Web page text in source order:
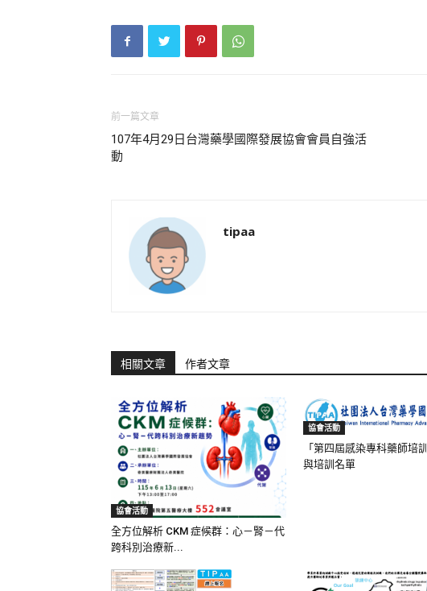
前一篇文章
107年4月29日台灣藥學國際發展協會會員自強活
動
tipaa
相關文章 作者文章
協會活動
全方位解析 CKM 症候群：心－腎－代
跨科別治療新...
協會活動
「第四屆感染專科藥師培
與培訓名單